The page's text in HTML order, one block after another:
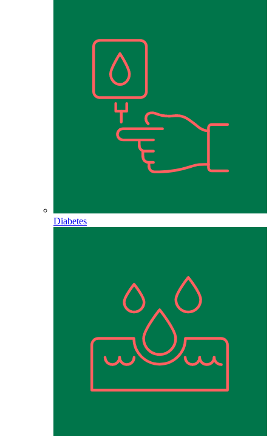
Diabetes